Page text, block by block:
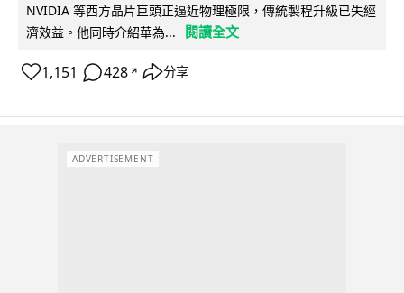
NVIDIA 等西方晶片巨頭正逼近物理極限，傳統製程升級已失經
濟效益。他同時介紹華為...
閱讀全文
1,151 428 ↗ 分享
ADVERTISEMENT